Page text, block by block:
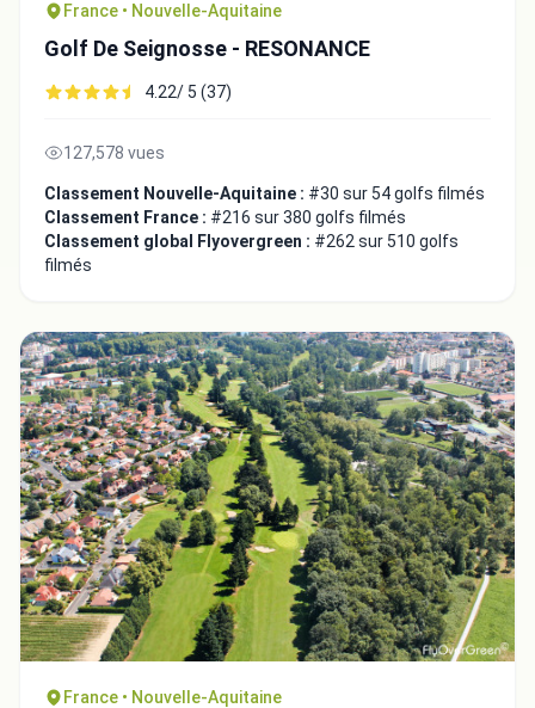
France • Nouvelle-Aquitaine
Golf De Seignosse - RESONANCE
4.22/ 5 (37)
127,578 vues
Classement Nouvelle-Aquitaine : #30 sur 54 golfs filmés
Classement France : #216 sur 380 golfs filmés
Classement global Flyovergreen : #262 sur 510 golfs
filmés
France • Nouvelle-Aquitaine